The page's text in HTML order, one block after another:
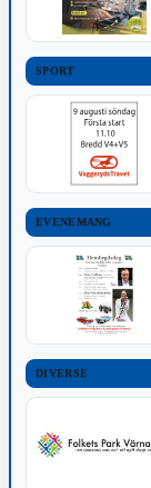
SPORT
EVENEMANG
DIVERSE